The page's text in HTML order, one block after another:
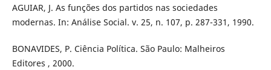
AGUIAR, J. As funções dos partidos nas sociedades
modernas. In: Análise Social. v. 25, n. 107, p. 287-331, 1990.
BONAVIDES, P. Ciência Política. São Paulo: Malheiros
Editores , 2000.